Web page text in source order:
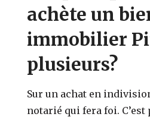
achète un
immobilier
plusieurs?
Sur un achat en
notarié qui fera foi.